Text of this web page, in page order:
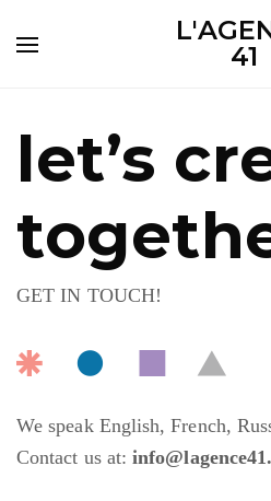
41
let’s
GET IN TOUCH!
We speak English, French,
Contact us at: